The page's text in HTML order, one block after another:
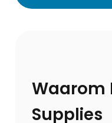
Waarom
Supplies